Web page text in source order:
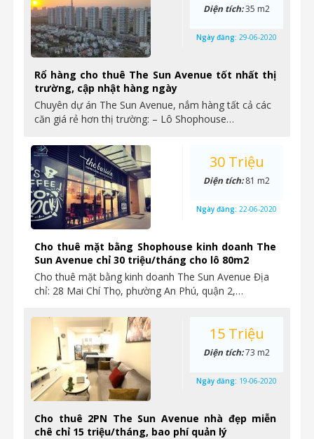
Rổ hàng cho thuê The Sun Avenue tốt nhất thị
trường, cập nhật hàng ngày
Chuyên dự án The Sun Avenue, nắm hàng tất cả các
căn giá rẻ hơn thị trường: – Lô Shophouse…
Diện tích:35 m2
Ngày đăng: 29-06-2020
Cho thuê mặt bằng Shophouse kinh doanh The
Sun Avenue chỉ 30 triệu/tháng cho lô 80m2
Cho thuê mặt bằng kinh doanh The Sun Avenue Địa
chỉ: 28 Mai Chí Thọ, phường An Phú, quận 2,…
30 Triệu
Diện tích:81 m2
Ngày đăng: 22-06-2020
Cho thuê 2PN The Sun Avenue nhà đẹp miễn
chê chỉ 15 triệu/tháng, bao phí quản lý
15 Triệu
Diện tích:73 m2
Ngày đăng: 19-06-2020